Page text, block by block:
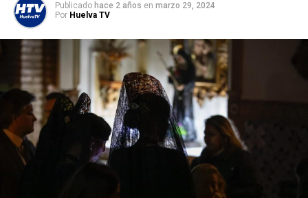
Publicado hace 2 años en marzo 29, 2024
Por Huelva TV